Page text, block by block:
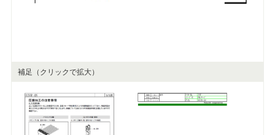
補足（クリックで拡大）